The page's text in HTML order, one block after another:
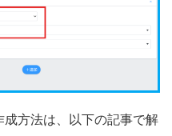
方法は、以下の記事で解